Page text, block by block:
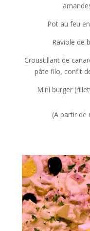
Pot au feu
Raviole de
Croustillant de
pâte filo, confit
Mini burger
(A partir de